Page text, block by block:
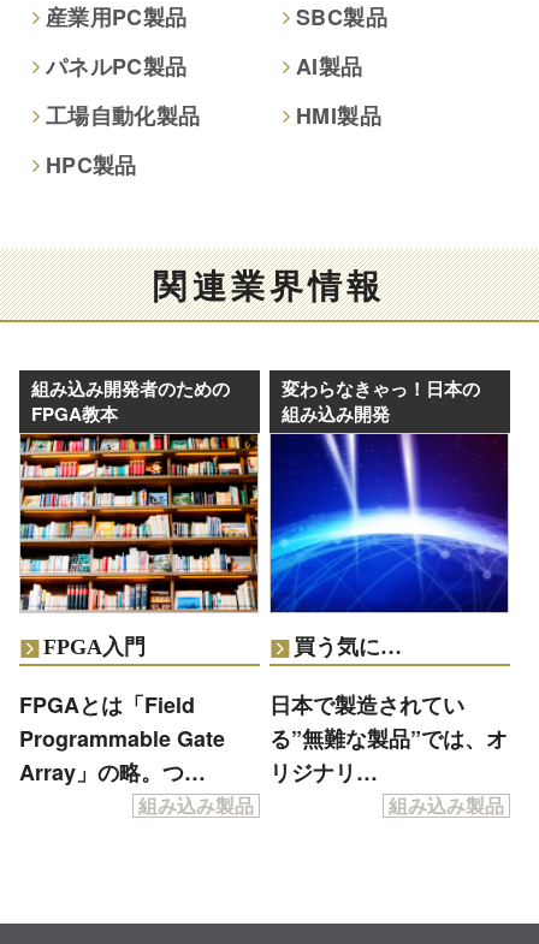
産業用PC製品
SBC製品
パネルPC製品
AI製品
工場自動化製品
HMI製品
HPC製品
関連業界情報
組み込み開発者のための
FPGA教本
FPGA入門
FPGAとは「Field
Programmable Gate
Array」の略。つ…
組み込み製品
変わらなきゃっ！日本の
組み込み開発
買う気に…
日本で製造されてい
る”無難な製品”では、オ
リジナリ…
組み込み製品